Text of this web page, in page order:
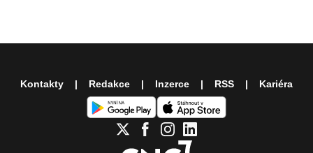
Kontakty Redakce Inzerce RSS Kariéra